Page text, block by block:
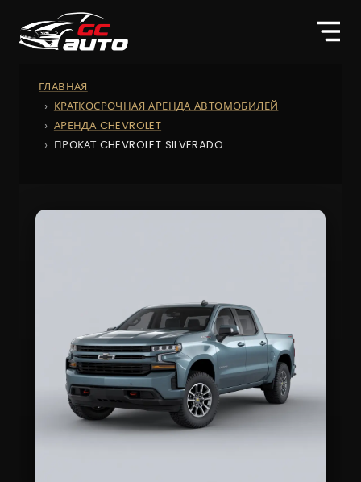
ГЛАВНАЯ
КРАТКОСРОЧНАЯ АРЕНДА АВТОМОБИЛЕЙ
АРЕНДА CHEVROLET
ПРОКАТ CHEVROLET SILVERADO